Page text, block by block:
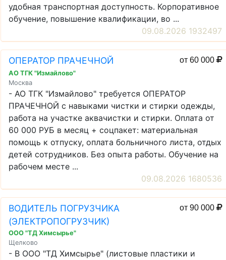
удобная транспортная доступность. Корпоративное
обучение, повышение квалификации, во ...
09.08.2026 1932497
ОПЕРАТОР ПРАЧЕЧНОЙ от 60 000
АО ТГК "Измайлово"
Москва
- АО ТГК "Измайлово" требуется ОПЕРАТОР
ПРАЧЕЧНОЙ с навыками чистки и стирки одежды,
работа на участке аквачистки и стирки. Оплата от
60 000 РУБ в месяц + соцпакет: материальная
помощь к отпуску, оплата больничного листа, отдых
детей сотрудников. Без опыта работы. Обучение на
рабочем месте ...
09.08.2026 1680536
ВОДИТЕЛЬ ПОГРУЗЧИКА
(ЭЛЕКТРОПОГРУЗЧИК)
от 90 000
ООО "ТД Химсырье"
Щелково
- В ООО "ТД Химсырье" (листовые пластики и